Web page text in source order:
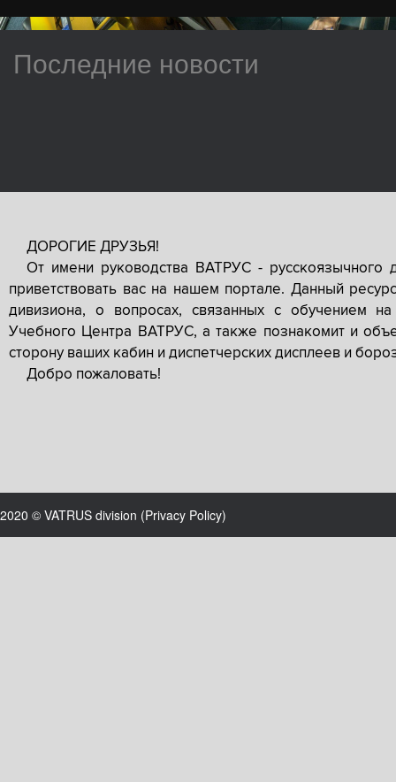
Последние новости
ДОРОГИЕ ДРУЗЬЯ!
От имени руководства ВАТРУС -
приветствовать вас на нашем портале. Данный
дивизиона, о вопросах, связанных с обучением
Учебного Центра ВАТРУС, а также познакомит и
сторону ваших кабин и диспетчерских дисплеев и
Добро пожаловать!
2020 © VATRUS division (Privacy Policy)